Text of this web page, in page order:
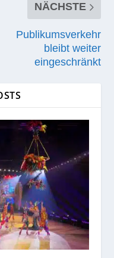
NÄCHSTE
Publikumsverkehr
bleibt weiter
eingeschränkt